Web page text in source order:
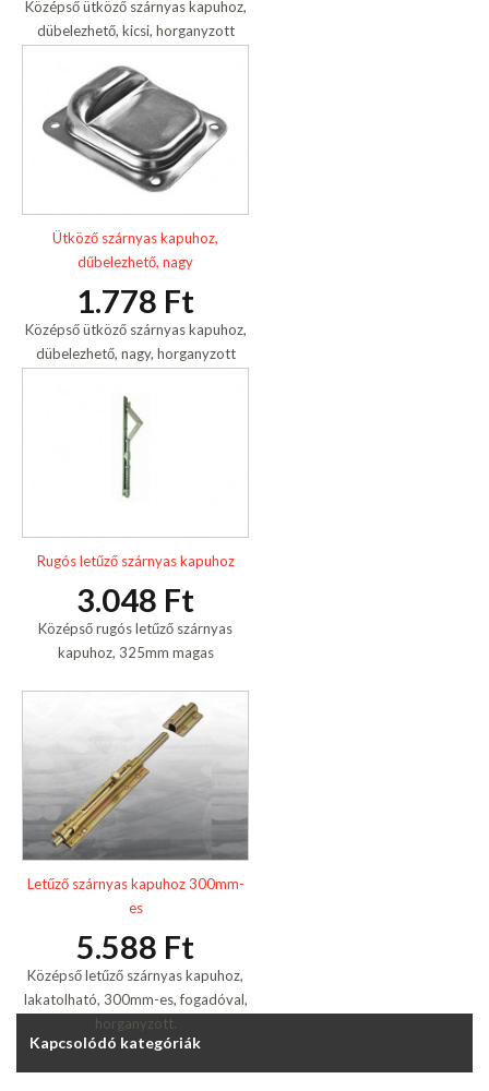
Középső ütköző szárnyas kapuhoz,
dübelezhető, kicsi, horganyzott
Ütköző szárnyas kapuhoz,
dűbelezhető, nagy
1.778 Ft
Középső ütköző szárnyas kapuhoz,
dübelezhető, nagy, horganyzott
Rugós letűző szárnyas kapuhoz
3.048 Ft
Középső rugós letűző szárnyas
kapuhoz, 325mm magas
Letűző szárnyas kapuhoz 300mm-
es
5.588 Ft
Középső letűző szárnyas kapuhoz,
lakatolható, 300mm-es, fogadóval,
horganyzott.
Kapcsolódó kategóriák